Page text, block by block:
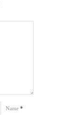
Name *